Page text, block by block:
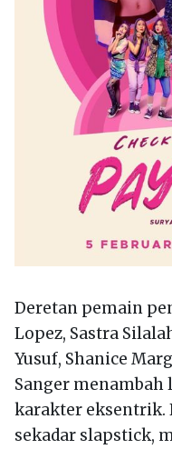
Deretan pemain
Lopez, Sastra
Yusuf, Shanice
Sanger
karakter eksentrik.
sekadar slapstick,